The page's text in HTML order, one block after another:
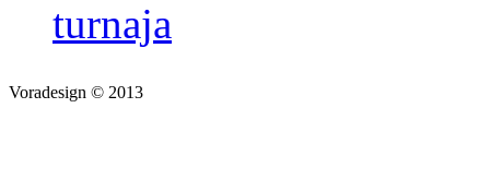
turnaja
Voradesign © 2013